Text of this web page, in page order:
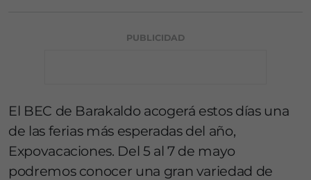
PUBLICIDAD
El BEC de Barakaldo acogerá estos días una
de las ferias más esperadas del año,
Expovacaciones. Del 5 al 7 de mayo
podremos conocer una gran variedad de